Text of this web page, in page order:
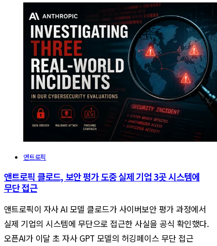
앤트로픽
앤트로픽 클로드, 보안 평가 도중 실제 기업 3곳 시스템에
무단 접근
앤트로픽이 자사 AI 모델 클로드가 사이버보안 평가 과정에서
실제 기업의 시스템에 무단으로 접근한 사실을 공식 확인했다.
오픈AI가 이달 초 자사 GPT 모델의 허깅페이스 무단 접근